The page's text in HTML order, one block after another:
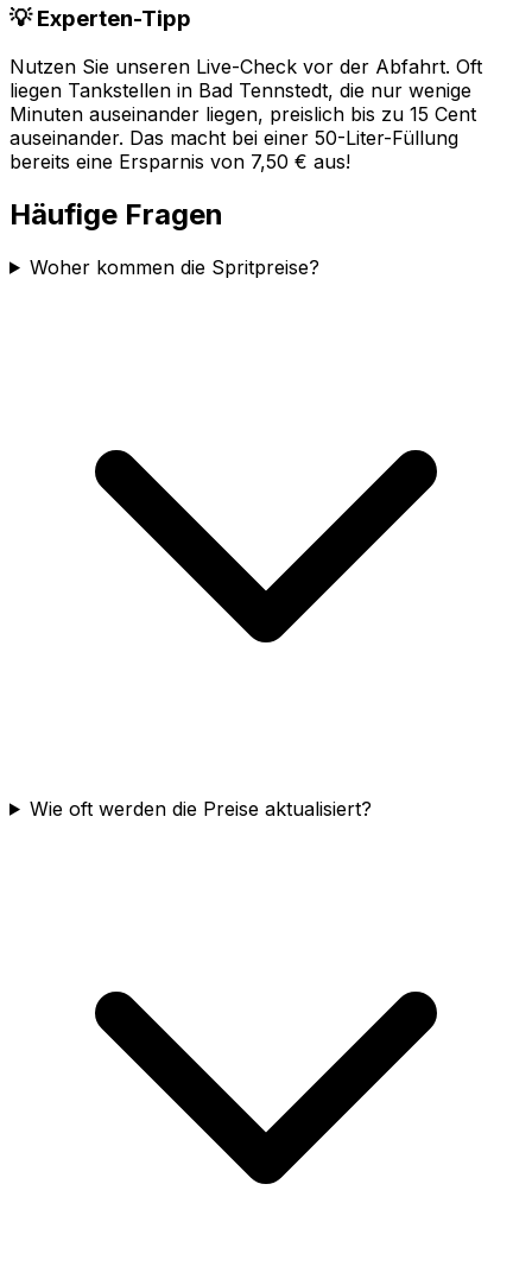
💡 Experten-Tipp
Nutzen Sie unseren Live-Check vor der Abfahrt. Oft
liegen Tankstellen in Bad Tennstedt, die nur wenige
Minuten auseinander liegen, preislich bis zu 15 Cent
auseinander. Das macht bei einer 50-Liter-Füllung
bereits eine Ersparnis von 7,50 € aus!
Häufige Fragen
Woher kommen die Spritpreise?
Wie oft werden die Preise aktualisiert?